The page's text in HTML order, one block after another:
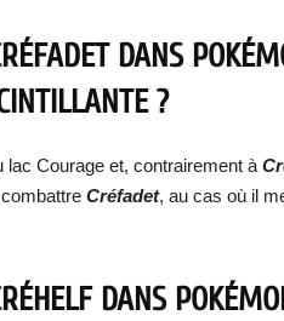
DANS
?
lac Courage et, contrairement à
Créfadet, au cas où il
DANS